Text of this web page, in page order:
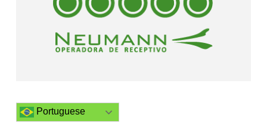
Portuguese